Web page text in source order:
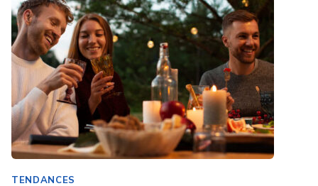
TENDANCES